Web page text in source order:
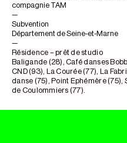
compagnie TAM
—
Subvention
Département de Seine-et-Marne
—
Résidence – prêt de studio
Baligande (28), Café danses
CND (93), La Courée (77), La
danse (75), Point Ephémère (75),
de Coulommiers (77).